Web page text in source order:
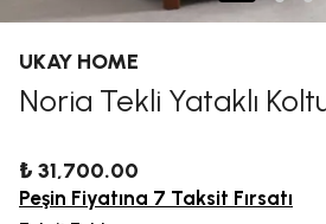
UKAY HOME
Noria Tekli Yataklı
₺ 31,700.00
Peşin Fiyatına 7 Taksit Fırsatı